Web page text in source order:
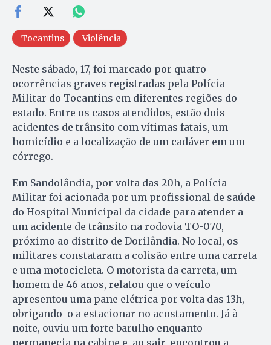
Tocantins Violência
Neste sábado, 17, foi marcado por quatro
ocorrências graves registradas pela Polícia
Militar do Tocantins em diferentes regiões do
estado. Entre os casos atendidos, estão dois
acidentes de trânsito com vítimas fatais, um
homicídio e a localização de um cadáver em um
córrego.
Em Sandolândia, por volta das 20h, a Polícia
Militar foi acionada por um profissional de saúde
do Hospital Municipal da cidade para atender a
um acidente de trânsito na rodovia TO-070,
próximo ao distrito de Dorilândia. No local, os
militares constataram a colisão entre uma carreta
e uma motocicleta. O motorista da carreta, um
homem de 46 anos, relatou que o veículo
apresentou uma pane elétrica por volta das 13h,
obrigando-o a estacionar no acostamento. Já à
noite, ouviu um forte barulho enquanto